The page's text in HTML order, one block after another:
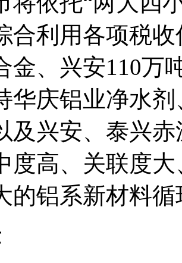
合利用各项税
金、兴安110万
华庆铝业净水
及兴安、泰兴
度高、关联度
的铝系新材料